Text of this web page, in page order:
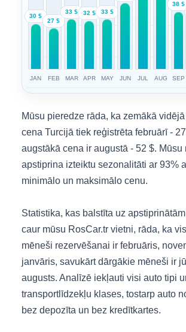
30 $
JAN
27 $
FEB
33 $
MAR
32 $
APR
33 $
MAY JUN JUL AUG
38 $
SEP
Mūsu pieredze rāda, ka zemākā
cena Turcijā tiek reģistrēta februārī -
augstākā cena ir augustā - 52 $. Mūsu
apstiprina izteiktu sezonalitāti ar 93%
minimālo un maksimālo cenu.
Statistika, kas balstīta uz
caur mūsu RosCar.tr vietni, rāda, ka
mēneši rezervēšanai ir februāris,
janvāris, savukārt dārgākie mēneši ir
augusts. Analīzē iekļauti visi auto tipi
transportlīdzekļu klases, tostarp auto
bez depozīta un bez kredītkartes.